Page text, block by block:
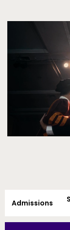
Admissions